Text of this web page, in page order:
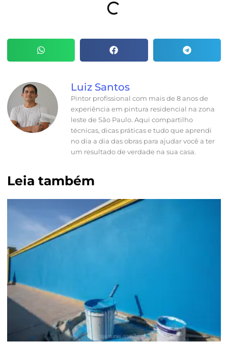
Luiz Santos
Pintor profissional com mais de 8 anos de
experiência em pintura residencial na zona
leste de São Paulo. Aqui compartilho
técnicas, dicas práticas e tudo que aprendi
no dia a dia das obras para ajudar você a ter
um resultado de verdade na sua casa.
Leia também